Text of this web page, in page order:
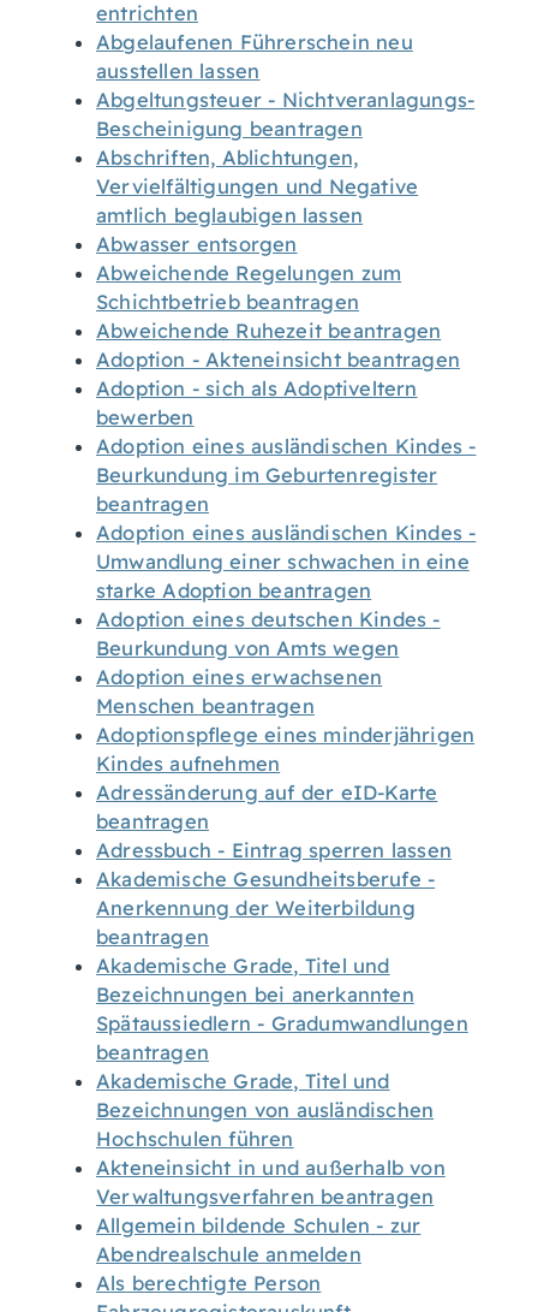
entrichten
Abgelaufenen Führerschein neu
ausstellen lassen
Abgeltungsteuer - Nichtveranlagungs-
Bescheinigung beantragen
Abschriften, Ablichtungen,
Vervielfältigungen und Negative
amtlich beglaubigen lassen
Abwasser entsorgen
Abweichende Regelungen zum
Schichtbetrieb beantragen
Abweichende Ruhezeit beantragen
Adoption - Akteneinsicht beantragen
Adoption - sich als Adoptiveltern
bewerben
Adoption eines ausländischen Kindes -
Beurkundung im Geburtenregister
beantragen
Adoption eines ausländischen Kindes -
Umwandlung einer schwachen in eine
starke Adoption beantragen
Adoption eines deutschen Kindes -
Beurkundung von Amts wegen
Adoption eines erwachsenen
Menschen beantragen
Adoptionspflege eines minderjährigen
Kindes aufnehmen
Adressänderung auf der eID-Karte
beantragen
Adressbuch - Eintrag sperren lassen
Akademische Gesundheitsberufe -
Anerkennung der Weiterbildung
beantragen
Akademische Grade, Titel und
Bezeichnungen bei anerkannten
Spätaussiedlern - Gradumwandlungen
beantragen
Akademische Grade, Titel und
Bezeichnungen von ausländischen
Hochschulen führen
Akteneinsicht in und außerhalb von
Verwaltungsverfahren beantragen
Allgemein bildende Schulen - zur
Abendrealschule anmelden
Als berechtigte Person